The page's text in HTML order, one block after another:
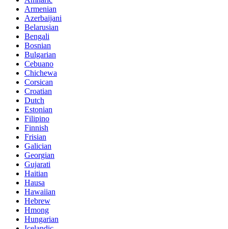
Armenian
Azerbaijani
Belarusian
Bengali
Bosnian
Bulgarian
Cebuano
Chichewa
Corsican
Croatian
Dutch
Estonian
Filipino
Finnish
Frisian
Galician
Georgian
Gujarati
Haitian
Hausa
Hawaiian
Hebrew
Hmong
Hungarian